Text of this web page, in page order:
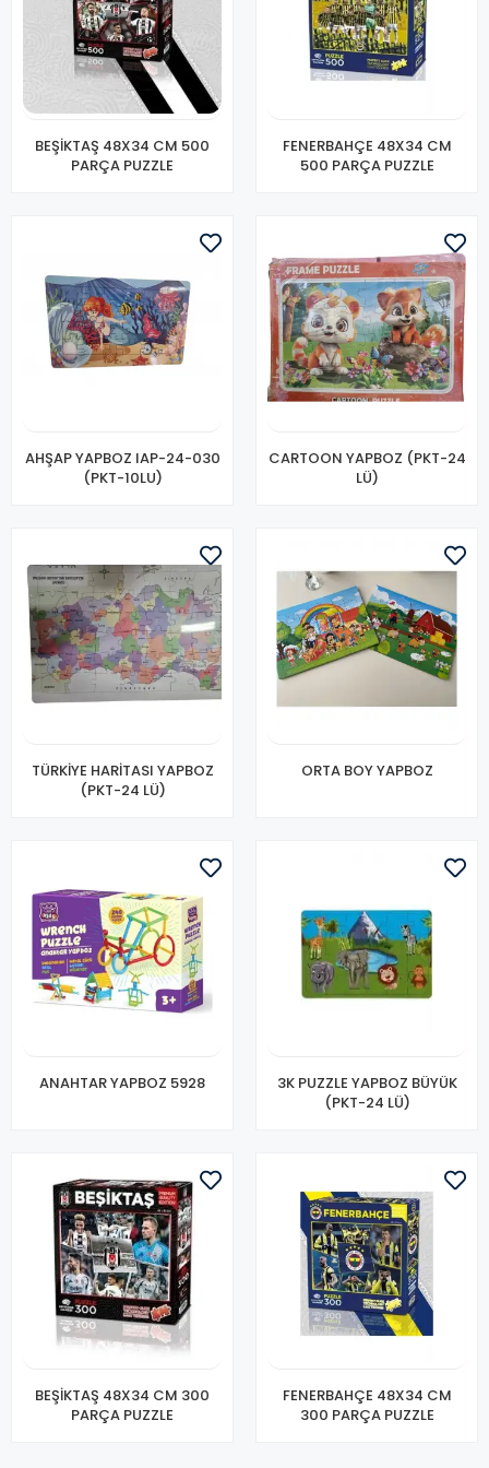
BEŞİKTAŞ 48X34 CM 500
PARÇA PUZZLE
FENERBAHÇE 48X34 CM
500 PARÇA PUZZLE
AHŞAP YAPBOZ IAP-24-030
(PKT-10LU)
CARTOON YAPBOZ (PKT-24
LÜ)
TÜRKİYE HARİTASI YAPBOZ
(PKT-24 LÜ)
ORTA BOY YAPBOZ
ANAHTAR YAPBOZ 5928
3K PUZZLE YAPBOZ BÜYÜK
(PKT-24 LÜ)
BEŞİKTAŞ 48X34 CM 300
PARÇA PUZZLE
FENERBAHÇE 48X34 CM
300 PARÇA PUZZLE